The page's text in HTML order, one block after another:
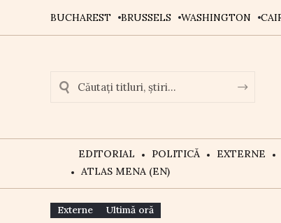
BUCHAREST BRUSSELS WASHINGTON
EDITORIAL POLITICĂ EXTERNE
ATLAS MENA (EN)
Externe Ultimă oră